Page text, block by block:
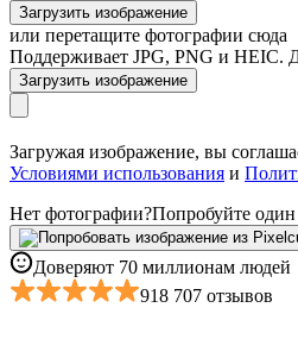
Загрузить изображение
или перетащите фотографии сюда
Поддерживает JPG, PNG и HEIC.
Загрузить изображение
Загружая изображение, вы
Условиями использования и
Нет фотографии?Попробуйте один
Доверяют 70 миллионам людей
918 707 отзывов